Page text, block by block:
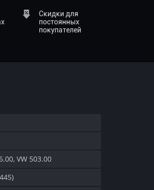
Скидки для
постоянных
покупателей
VW 503.00